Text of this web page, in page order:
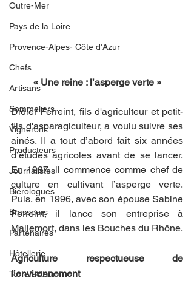
Outre-Mer
Pays de la Loire
Provence-Alpes- Côte d'Azur
Chefs
Artisans
Sommeliers
Vignerons
Producteurs
Journalistes
Biérologues
Brasseurs
Partenaires
Hôtellerie
Torrefacteur
« Une reine : l’asperge verte »
Didier Ferreint, fils d'agriculteur et petit-
fils d'asparagiculteur, a voulu suivre ses
ainés. Il a tout d’abord fait six années
d’études agricoles avant de se lancer.
En 1987, il commence comme chef de
culture en cultivant l’asperge verte.
Puis, en 1996, avec son épouse Sabine
Mallemort, dans les Bouches du Rhône.
Agriculture respectueuse de
l’environnement